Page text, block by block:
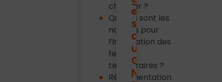
chantier ?
Quelles sont les
normes pour
l’installation des
feux
temporaires ?
Réglementation
e
s
d
u
G
N